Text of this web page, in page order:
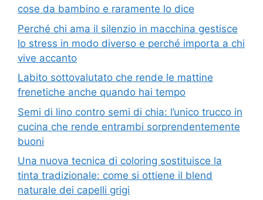
cose da bambino e raramente lo dice
Perché chi ama il silenzio in macchina gestisce
lo stress in modo diverso e perché importa a chi
vive accanto
Labito sottovalutato che rende le mattine
frenetiche anche quando hai tempo
Semi di lino contro semi di chia: l’unico trucco in
cucina che rende entrambi sorprendentemente
buoni
Una nuova tecnica di coloring sostituisce la
tinta tradizionale: come si ottiene il blend
naturale dei capelli grigi